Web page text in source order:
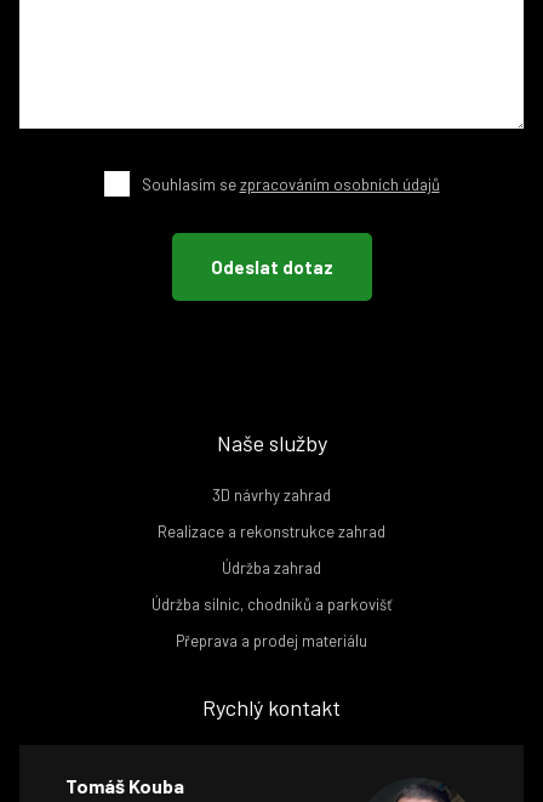
Souhlasím sezpracováním osobních údajů
Naše služby
3D návrhy zahrad
Realizace a rekonstrukce zahrad
Údržba zahrad
Údržba silnic, chodníků a parkovišť
Přeprava a prodej materiálu
Rychlý kontakt
Tomáš Kouba